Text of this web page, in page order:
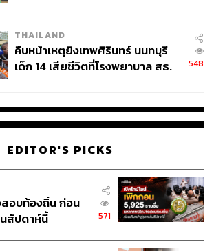
THAILAND
คืบหน้าเหตุยิงเทพศิรินทร์ นนทบุรี
เด็ก 14 เสียชีวิตที่โรงพยาบาล สธ.
548
EDITOR'S PICKS
อบท้องถิ่น ก่อน
สัปดาห์นี้
571